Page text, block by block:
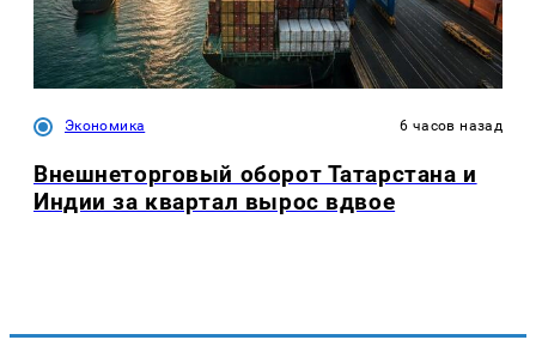
Экономика 6 часов назад
Внешнеторговый оборот Татарстана и
Индии за квартал вырос вдвое